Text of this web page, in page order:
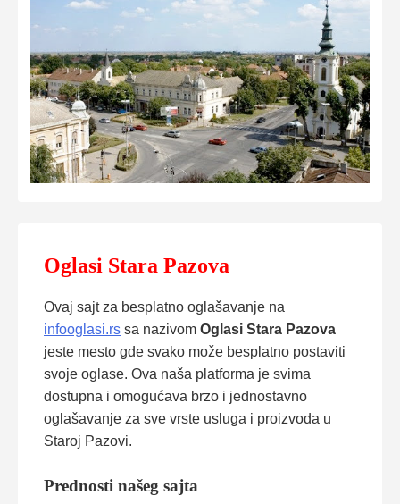
Oglasi Stara Pazova
Ovaj sajt za besplatno oglašavanje na
infooglasi.rs sa nazivom Oglasi Stara Pazova
jeste mesto gde svako može besplatno postaviti
svoje oglase. Ova naša platforma je svima
dostupna i omogućava brzo i jednostavno
oglašavanje za sve vrste usluga i proizvoda u
Staroj Pazovi.
Prednosti našeg sajta